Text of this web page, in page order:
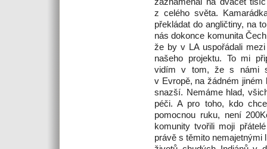
z celého světa.
překládat do angličtiny, na
nás dokonce komunita
že by v LA uspořádali
našeho projektu. To mi
vidím v tom, že s námi
v Evropě, na žádném
snazší. Nemáme hlad,
péči. A pro toho, kdo
pomocnou ruku, není
komunity tvořili moji
právě s těmito nemajetnými